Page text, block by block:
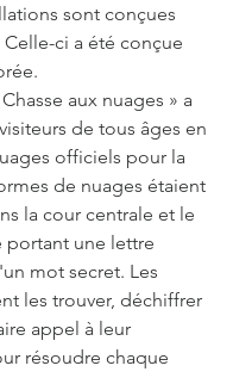
sont conçues
ci a été conçue
aux nuages » a
de tous âges en
officiels pour la
de nuages étaient
la cour centrale et le
portant une lettre
mot secret. Les
les trouver, déchiffrer
appel à leur
résoudre chaque